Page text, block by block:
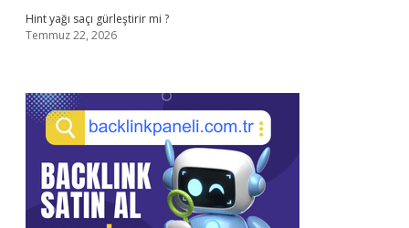
Hint yağı saçı gürleştirir mi ?
Temmuz 22, 2026